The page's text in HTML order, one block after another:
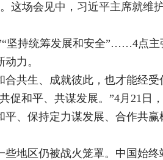
这场会见中，习近平主席就维
坚持统筹发展和安全”……4点主
力。
共生、成就彼此，也才能经受
促和平、共谋发展。”4月21日
、保持定力谋发展、合作共赢
地区仍被战火笼罩。中国始